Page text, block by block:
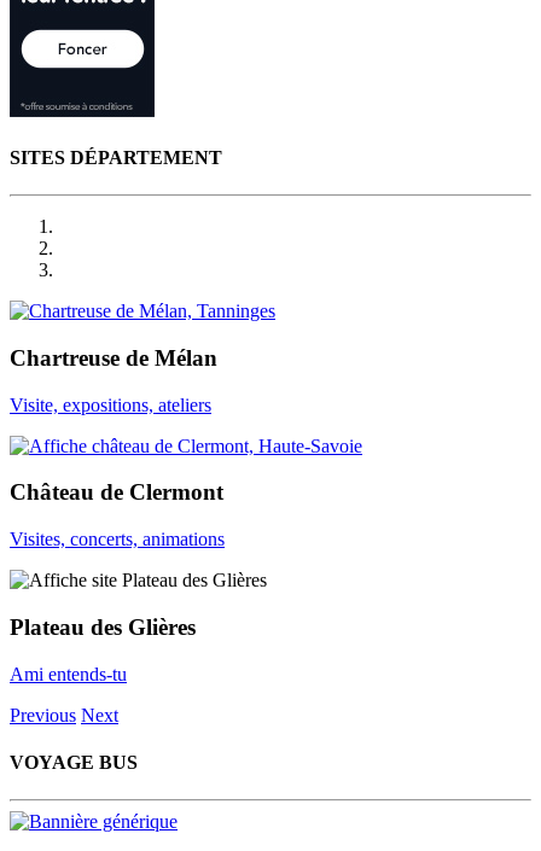
SITES DÉPARTEMENT
Chartreuse de Mélan
Visite, expositions, ateliers
Château de Clermont
Visites, concerts, animations
Plateau des Glières
Ami entends-tu
Previous Next
VOYAGE BUS